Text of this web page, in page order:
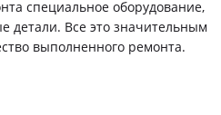
специальное оборудование,
детали. Все это значительным
выполненного ремонта.